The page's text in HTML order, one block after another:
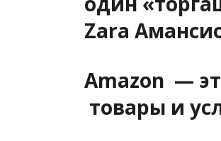
Zara
Amazon —
товары и